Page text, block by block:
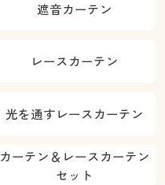
遮音カーテン
レースカーテン
光を通すレースカーテン
カーテン＆レースカーテン
セット